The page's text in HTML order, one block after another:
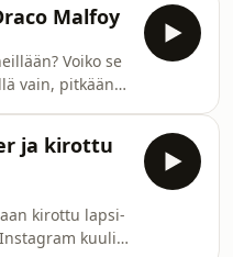
Kiss
- Har
head
mielikuvista ja
eli
viihdyt
Jasmin:
elokuva Vilma:
(levy)Justina:
Malfoy
Voiko se
vain, pitkään
on viimein
vieraana on
eli Iris. Ja kyllä,
suhdesotkut
viihdyt
ja kirottu
kirottu lapsi-
kuuli